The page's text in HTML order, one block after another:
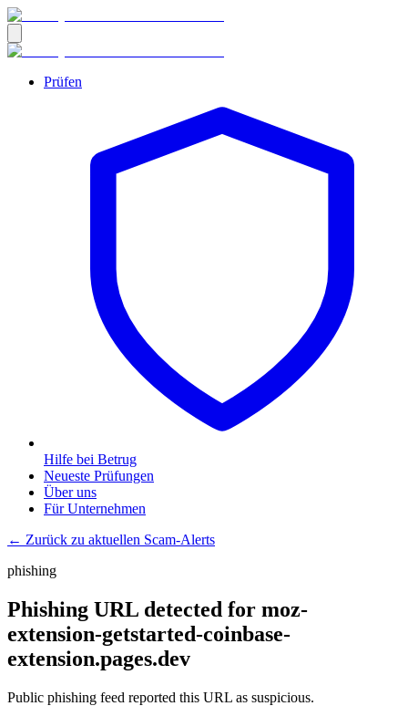
Prüfen
Hilfe bei Betrug
Neueste Prüfungen
Über uns
Für Unternehmen
← Zurück zu aktuellen Scam-Alerts
phishing
Phishing URL detected for moz-
extension-getstarted-coinbase-
extension.pages.dev
Public phishing feed reported this URL as suspicious.